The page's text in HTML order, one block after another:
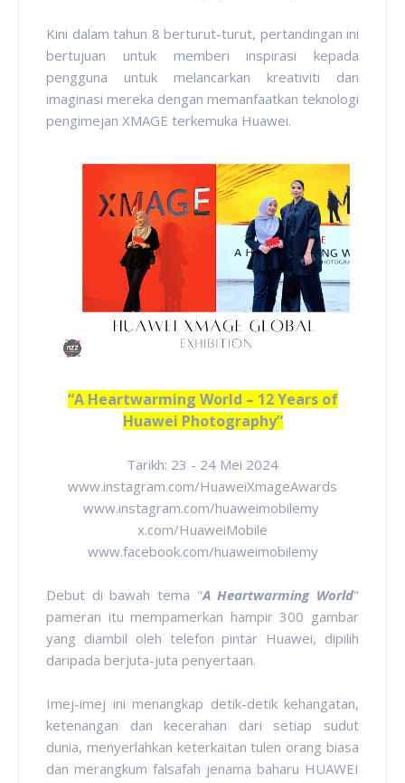
Kini dalam tahun 8 berturut-turut, pertandingan ini
bertujuan untuk memberi inspirasi kepada
pengguna untuk melancarkan kreativiti dan
imaginasi mereka dengan memanfaatkan teknologi
pengimejan XMAGE terkemuka Huawei.
“A Heartwarming World – 12 Years of
Huawei Photography”
Tarikh: 23 - 24 Mei 2024
www.instagram.com/HuaweiXmageAwards
www.instagram.com/huaweimobilemy
x.com/HuaweiMobile
www.facebook.com/huaweimobilemy
Debut di bawah tema "A Heartwarming World"
pameran itu mempamerkan hampir 300 gambar
yang diambil oleh telefon pintar Huawei, dipilih
daripada berjuta-juta penyertaan.
Imej-imej ini menangkap detik-detik kehangatan,
ketenangan dan kecerahan dari setiap sudut
dunia, menyerlahkan keterkaitan tulen orang biasa
dan merangkum falsafah jenama baharu HUAWEI